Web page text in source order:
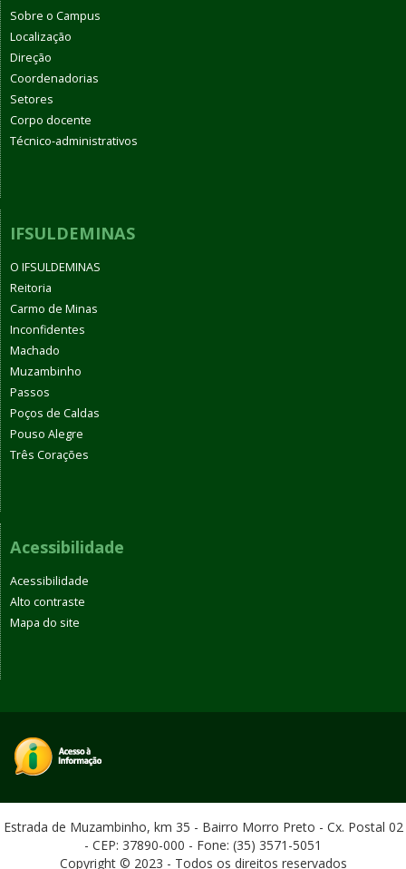
Sobre o Campus
Localização
Direção
Coordenadorias
Setores
Corpo docente
Técnico-administrativos
IFSULDEMINAS
O IFSULDEMINAS
Reitoria
Carmo de Minas
Inconfidentes
Machado
Muzambinho
Passos
Poços de Caldas
Pouso Alegre
Três Corações
Acessibilidade
Acessibilidade
Alto contraste
Mapa do site
Estrada de Muzambinho, km 35 - Bairro Morro Preto - Cx. Postal 02
- CEP: 37890-000 - Fone: (35) 3571-5051
Copyright © 2023 - Todos os direitos reservados